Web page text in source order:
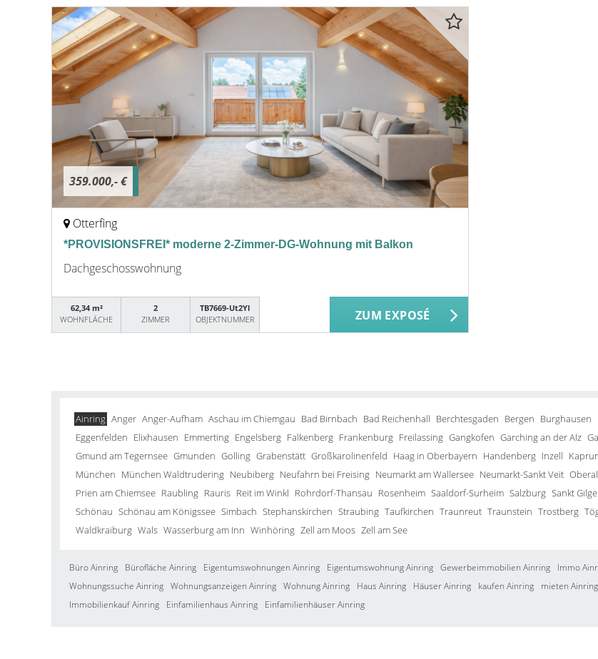
359.000,- €
Otterfing
*PROVISIONSFREI* moderne 2-Zimmer-DG-Wohnung mit Balkon
Dachgeschosswohnung
62,34 m²
WOHNFLÄCHE
2
ZIMMER
TB7669-Ut2Yl
OBJEKTNUMMER
ZUM EXPOSÉ
Ainring Anger Anger-Aufham Aschau im Chiemgau Bad Birnbach Bad Reichenhall Berchtesgaden Bergen Burghausen
Eggenfelden Elixhausen Emmerting Engelsberg Falkenberg Frankenburg Freilassing Gangkofen Garching an der Alz
Gmund am Tegernsee Gmunden Golling Grabenstätt Großkarolinenfeld Haag in Oberbayern Handenberg Inzell
München München Waldtrudering Neubiberg Neufahrn bei Freising Neumarkt am Wallersee Neumarkt-Sankt Veit
Prien am Chiemsee Raubling Rauris Reit im Winkl Rohrdorf-Thansau Rosenheim Saaldorf-Surheim Salzburg Sankt
Schönau Schönau am Königssee Simbach Stephanskirchen Straubing Taufkirchen Traunreut Traunstein Trostberg
Waldkraiburg Wals Wasserburg am Inn Winhöring Zell am Moos Zell am See
Büro Ainring Bürofläche Ainring Eigentumswohnungen Ainring Eigentumswohnung Ainring Gewerbeimmobilien Ainring Immo
Wohnungssuche Ainring Wohnungsanzeigen Ainring Wohnung Ainring Haus Ainring Häuser Ainring kaufen Ainring mieten Ainring
Immobilienkauf Ainring
Einfamilienhaus Ainring Einfamilienhäuser Ainring